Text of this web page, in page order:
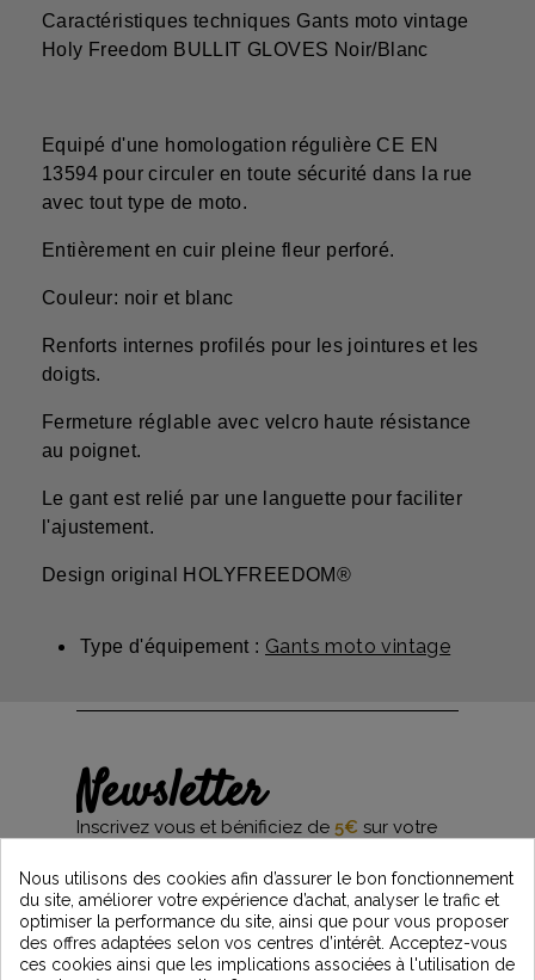
Caractéristiques techniques Gants moto vintage
Holy Freedom BULLIT GLOVES Noir/Blanc
Equipé d'une homologation régulière CE EN
13594 pour circuler en toute sécurité dans la rue
avec tout type de moto.
Entièrement en cuir pleine fleur perforé.
Couleur: noir et blanc
Renforts internes profilés pour les jointures et les
doigts.
Fermeture réglable avec velcro haute résistance
au poignet.
Le gant est relié par une languette pour faciliter
l'ajustement.
Design original HOLYFREEDOM®
Type d'équipement : Gants moto vintage
Newsletter
Inscrivez vous et bénificiez de 5€ sur votre
et restez informés des dernières nouveautés
Vintage Motors
Nous utilisons des cookies afin d’assurer le bon fonctionnement
du site, améliorer votre expérience d’achat, analyser le trafic et
optimiser la performance du site, ainsi que pour vous proposer
des offres adaptées selon vos centres d’intérêt. Acceptez-vous
ces cookies ainsi que les implications associées à l'utilisation de